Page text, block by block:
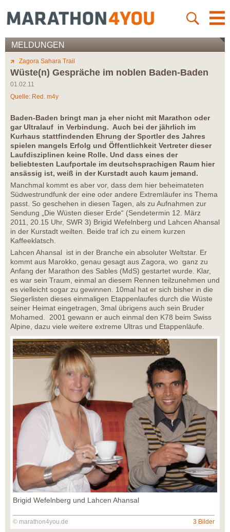
MELDUNGEN
Zagora Sahara Trail
Wüste(n) Gespräche im noblen Baden-Baden
01.02.11
Quelle: Red. m4y
Baden-Baden bringt man ja eher nicht mit Marathon oder
gar Ultralauf in Verbindung. Auch bei der jährlich im
Kurhaus stattfindenden Ehrung der Sportler des Jahres
spielen mangels Erfolg und Öffentlichkeit Vertreter dieser
Laufdisziplinen keine Rolle. Und dass eines der
beliebtesten Laufportale im deutschsprachigen Raum hier
ansässig ist, weiß in der Kurstadt auch kaum jemand.
Manchmal kommt es aber vor, dass dem hier beheimateten
Südwestrundfunk der eine oder andere Extremläufer ins Thema
passt. So geschehen in diesen Tagen, als zu Aufnahmen zur
Sendung „Die Wüsten dieser Erde“ (Sendetermin 12. März
2011, 20.15 Uhr, SWR 3) Brigid Wefelnberg und Lahcen Ahansal
in der Kurstadt weilten. Beide traf ich zu einem kurzen
Kaffeeklatsch.
Lahcen Ahansal ist in der Branche ein absoluter Weltstar. Er
kommt aus Marokko, genau gesagt aus Zagora, wo ganz zu
Anfang der Marathon des Sables (MdS) gestartet wurde. Klar,
es war sein Traum, einmal an diesem Rennen teilzunehmen und
es vielleicht sogar zu gewinnen. 10mal hat er sich bisher in die
Siegerlisten dieses einmaligen Etappenlaufes durch die Wüste
seiner Heimat eingetragen, 3mal übrigens auch sein Bruder
Mohamed. 2001 gewann er auch einmal den K78 beim Swiss
Alpine, dazu viele weitere extreme Ultras und Etappenläufe.
Brigid Wefelnberg und Lahcen Ahansal
© marathon4you.de 3 Bilder